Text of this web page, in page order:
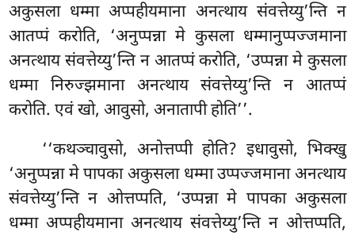
अकुसला धम्मा अप्पहीयमाना अनत्थाय संवत्तेय्यु’न्ति न
आतप्पं करोति, ‘अनुप्पन्ना मे कुसला धम्मानुप्पज्जमाना
अनत्थाय संवत्तेय्यु’न्ति न आतप्पं करोति, ‘उप्पन्ना मे कुसला
धम्मा निरुज्झमाना अनत्थाय संवत्तेय्यु’न्ति न आतप्पं
करोति. एवं खो, आवुसो, अनातापी होति’’.
‘‘कथञ्चावुसो, अनोत्तप्पी होति? इधावुसो, भिक्खु
‘अनुप्पन्ना मे पापका अकुसला धम्मा उप्पज्जमाना अनत्थाय
संवत्तेय्यु’न्ति न ओत्तप्पति, ‘उप्पन्ना मे पापका अकुसला
धम्मा अप्पहीयमाना अनत्थाय संवत्तेय्यु’न्ति न ओत्तप्पति,